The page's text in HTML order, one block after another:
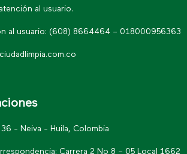
al usuario.
al usuario: (608) 8664464 – 018000956363
- Neiva - Huila, Colombia
Carrera 2 No 8 – 05 Local 1662